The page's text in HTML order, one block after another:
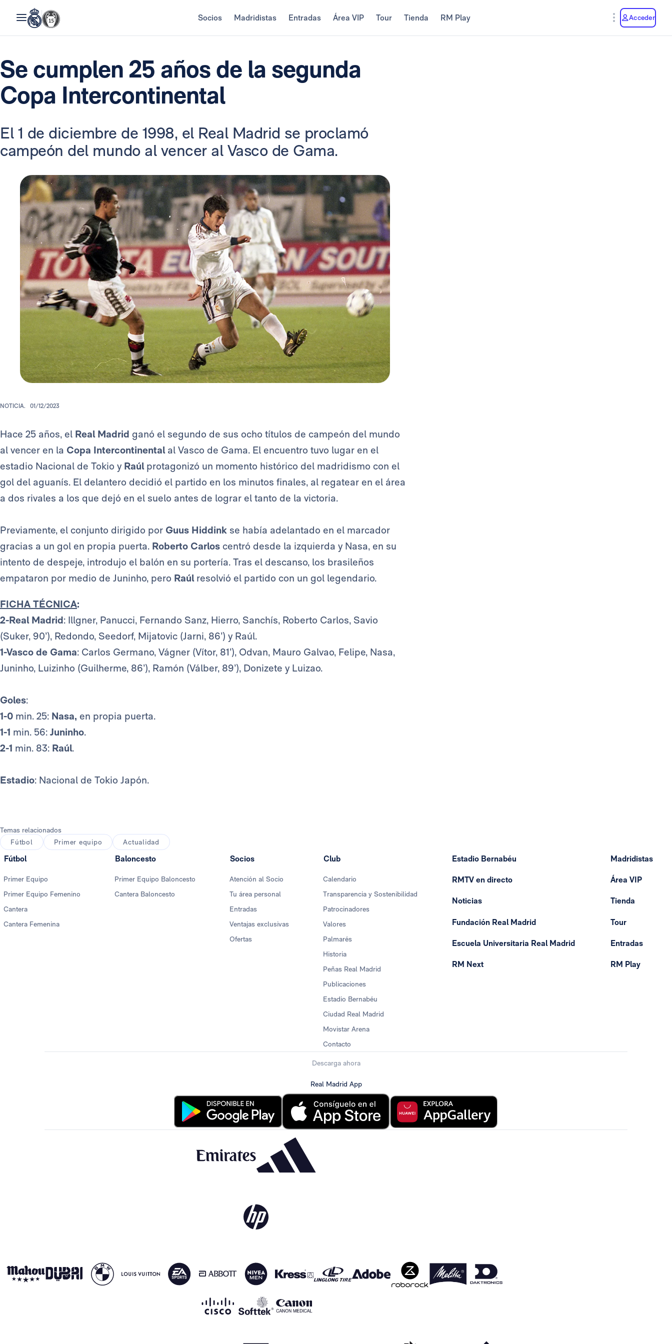
Socios Madridistas Entradas Área VIP Tour Tienda RM Play Acceder
Se cumplen 25 años de la segunda
Copa Intercontinental
El 1 de diciembre de 1998, el Real Madrid se proclamó
campeón del mundo al vencer al Vasco de Gama.
NOTICIA. 01/12/2023
Hace 25 años, el Real Madrid ganó el segundo de sus ocho títulos de campeón del mundo
al vencer en la Copa Intercontinentalal Vasco de Gama. El encuentro tuvo lugar en el
estadio Nacional de Tokio y Raúl protagonizó un momento histórico del madridismo con el
gol del aguanís. El delantero decidió el partido en los minutos finales, al regatear en el área
a dos rivales a los que dejó en el suelo antes de lograr el tanto de la victoria.
Previamente, el conjunto dirigido por Guus Hiddink se había adelantado en el marcador
gracias a un gol en propia puerta. Roberto Carlos centró desde la izquierda y Nasa, en su
intento de despeje, introdujo el balón en su portería. Tras el descanso, los brasileños
empataron por medio de Juninho, pero Raúlresolvió el partido con un gol legendario.
FICHA TÉCNICA:
2-Real Madrid: Illgner, Panucci, Fernando Sanz, Hierro, Sanchís, Roberto Carlos, Savio
(Suker, 90’), Redondo, Seedorf, Mijatovic (Jarni, 86’) y Raúl.
1-Vasco de Gama: Carlos Germano, Vágner (Vítor, 81’), Odvan, Mauro Galvao, Felipe, Nasa,
Juninho, Luizinho (Guilherme, 86’), Ramón (Válber, 89’), Donizete y Luizao.
Goles:
1-0 min. 25: Nasa, en propia puerta.
1-1 min. 56: Juninho.
2-1 min. 83: Raúl.
Estadio: Nacional de Tokio Japón.
Temas relacionados
Fútbol
Primer equipo Actualidad
Fútbol
Primer Equipo
Primer Equipo Femenino
Cantera
Cantera Femenina
Baloncesto
Primer Equipo Baloncesto
Cantera Baloncesto
Socios
Atención al Socio
Tu área personal
Entradas
Ventajas exclusivas
Ofertas
Club
Calendario
Transparencia y Sostenibilidad
Patrocinadores
Valores
Palmarés
Historia
Peñas Real Madrid
Publicaciones
Estadio Bernabéu
Ciudad Real Madrid
Movistar Arena
Contacto
Estadio Bernabéu
RMTV en directo
Noticias
Fundación Real Madrid
Escuela Universitaria Real Madrid
RM Next
Madridistas
Área VIP
Tienda
Tour
Entradas
RM Play
Descarga ahora
Real Madrid App